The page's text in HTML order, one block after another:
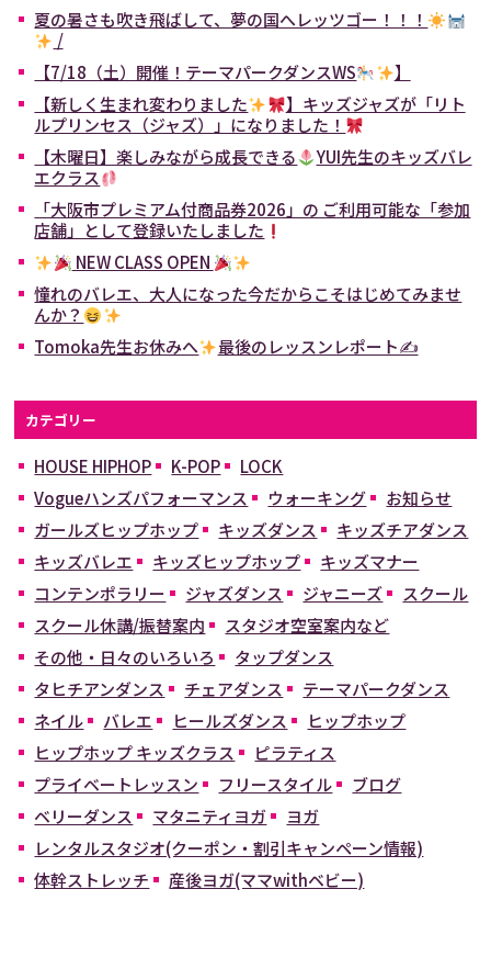
夏の暑さも吹き飛ばして、夢の国へレッツゴー！！！
/
【7/18（土）開催！テーマパークダンスWS
】
【新しく生まれ変わりました
】キッズジャズが「リト
ルプリンセス（ジャズ）」になりました！
【木曜日】楽しみながら成長できる
YUI先生のキッズバレ
エクラス
「大阪市プレミアム付商品券2026」の ご利用可能な「参加
店舗」として登録いたしました
NEW CLASS OPEN
憧れのバレエ、大人になった今だからこそはじめてみませ
んか？
Tomoka先生お休みへ
最後のレッスンレポート✍
カテゴリー
HOUSE HIPHOP K-POP
LOCK
Vogueハンズパフォーマンス
ウォーキング
お知らせ
ガールズヒップホップ
キッズダンス
キッズチアダンス
キッズバレエ
キッズヒップホップ
キッズマナー
コンテンポラリー
ジャズダンス ジャニーズ
スクール
スクール休講/振替案内
スタジオ空室案内など
その他・日々のいろいろ
タップダンス
タヒチアンダンス
チェアダンス
テーマパークダンス
ネイル
バレエ ヒールズダンス
ヒップホップ
ヒップホップ キッズクラス
ピラティス
プライベートレッスン
フリースタイル
ブログ
ベリーダンス
マタニティヨガ
ヨガ
レンタルスタジオ(クーポン・割引キャンペーン情報)
体幹ストレッチ
産後ヨガ(ママwithベビー)